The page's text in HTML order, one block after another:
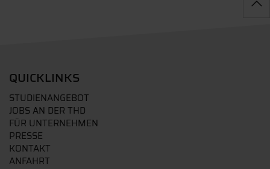
QUICKLINKS
STUDIENANGEBOT
JOBS AN DER THD
FÜR UNTERNEHMEN
PRESSE
KONTAKT
ANFAHRT